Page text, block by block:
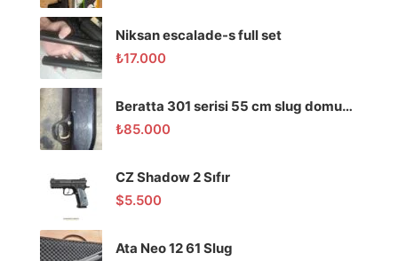
Niksan escalade-s full set
₺17.000
Beratta 301 serisi 55 cm slug domuz tüfeği
₺85.000
CZ Shadow 2 Sıfır
$5.500
Ata Neo 12 61 Slug